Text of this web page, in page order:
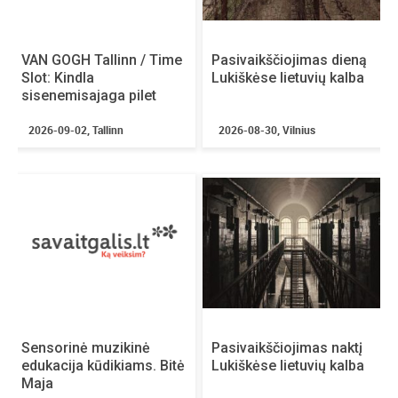
Perkant 10 ir daugiau bilietų galite kreiptis:
vipklientai@bilietai.lt
Renginio trukmė:
ne
Nuolaidos:
– asmenims su negalia 1 bilietui (kontrolės metu pateikti
Teatras pasilieka teisę keisti repertuarą.
VAN GOGH Tallinn / Time
Slot: Kindla
sisenemisajaga pilet
2026-09-02, Tallinn
Pasivaikščiojimas dieną
Lukiškėse lietuvių kalba
2026-08-30, Vilnius
Sensorinė muzikinė
edukacija kūdikiams. Bitė
Maja
Pasivaikščiojimas naktį
Lukiškėse lietuvių kalba